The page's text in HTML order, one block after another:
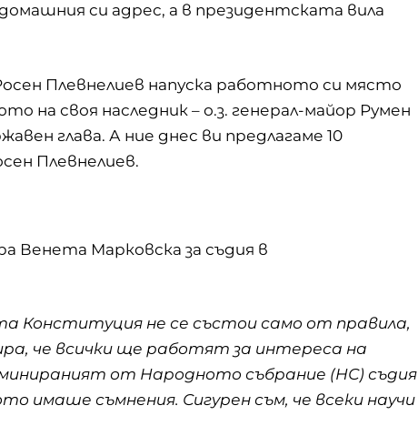
си адрес, а в президентската вила
Плевнелиев напуска работното си място
на своя наследник – о.з. генерал-майор Румен
глава. А ние днес ви предлагаме 10
Плевнелиев.
Венета Марковска за съдия в
Конституция не се състои само от правила,
че всички ще работят за интереса на
от Народното събрание (НС) съдия
имаше съмнения. Сигурен съм, че всеки научи